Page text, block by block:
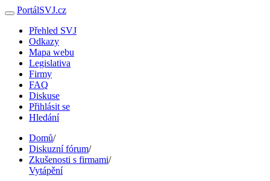
PortálSVJ.cz
Přehled SVJ
Odkazy
Mapa webu
Legislativa
Firmy
FAQ
Diskuse
Přihlásit se
Hledání
Domů/
Diskuzní fórum/
Zkušenosti s firmami/
Vytápění